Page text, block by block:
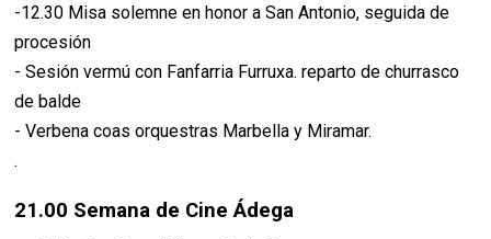
-12.30 Misa solemne en honor a San Antonio, seguida de
procesión
- Sesión vermú con Fanfarria Furruxa. reparto de churrasco
de balde
- Verbena coas orquestras Marbella y Miramar.
.
21.00 Semana de Cine Ádega